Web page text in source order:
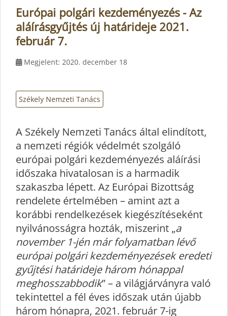
Európai polgári kezdeményezés - Az
aláírásgyűjtés új határideje 2021.
február 7.
Megjelent: 2020. december 18
Székely Nemzeti Tanács
A Székely Nemzeti Tanács által elindított,
a nemzeti régiók védelmét szolgáló
európai polgári kezdeményezés aláírási
időszaka hivatalosan is a harmadik
szakaszba lépett. Az Európai Bizottság
rendelete értelmében – amint azt a
korábbi rendelkezések kiegészítéseként
nyilvánosságra hozták, miszerint „a
november 1-jén már folyamatban lévő
európai polgári kezdeményezések eredeti
gyűjtési határideje három hónappal
meghosszabbodik” – a világjárványra való
tekintettel a fél éves időszak után újabb
három hónapra, 2021. február 7-ig